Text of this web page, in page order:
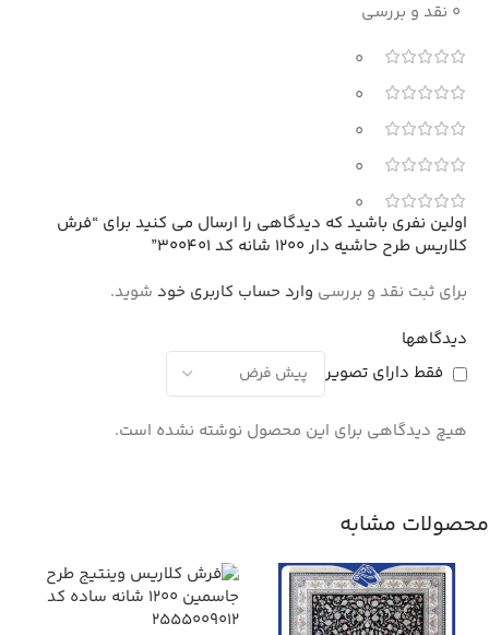
0 نقد و بررسی
0
0
0
0
0
دیدگاهها
فقط دارای تصویر
هیچ دیدگاهی برای این محصول نوشته نشده است.
اولین نفری باشید که دیدگاهی را ارسال می کنید برای “فرش
کلاریس طرح حاشیه دار 1200 شانه کد 300401”
برای ثبت نقد و بررسی وارد حساب کاربری خود شوید.
محصولات مشابه